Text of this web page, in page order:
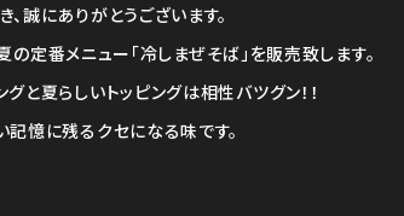
誠にありがとうございます。
の定番メニュー「冷しまぜそば」を販売致します。
と夏らしいトッピングは相性バツグン！！
憶に残るクセになる味です。